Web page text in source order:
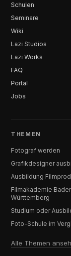
Schulen
Seminare
Wiki
Lazi Studios
Lazi Works
FAQ
Portal
Jobs
THEMEN
Fotograf werden
Grafikdesigner
Ausbildung
Filmakademie
Württemberg
Studium oder
Foto-Schule im
Alle Themen